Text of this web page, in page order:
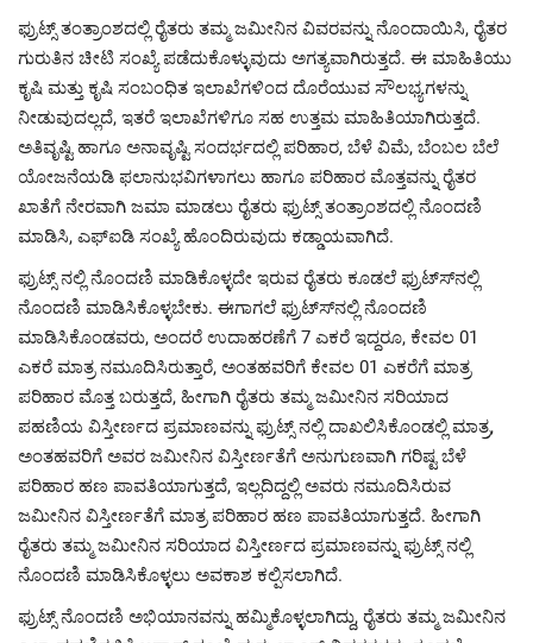
ಫ್ರುಟ್ಸ್ ತಂತ್ರಾಂಶದಲ್ಲಿ ರೈತರು ತಮ್ಮ ಜಮೀನಿನ ವಿವರವನ್ನು ನೊಂದಾಯಿಸಿ, ರೈತರ
ಗುರುತಿನ ಚೀಟಿ ಸಂಖ್ಯೆ ಪಡೆದುಕೊಳ್ಳುವುದು ಅಗತ್ಯವಾಗಿರುತ್ತದೆ. ಈ ಮಾಹಿತಿಯು
ಕೃಷಿ ಮತ್ತು ಕೃಷಿ ಸಂಬಂಧಿತ ಇಲಾಖೆಗಳಿಂದ ದೊರೆಯುವ ಸೌಲಭ್ಯಗಳನ್ನು
ನೀಡುವುದಲ್ಲದೆ, ಇತರೆ ಇಲಾಖೆಗಳಿಗೂ ಸಹ ಉತ್ತಮ ಮಾಹಿತಿಯಾಗಿರುತ್ತದೆ.
ಅತಿವೃಷ್ಟಿ ಹಾಗೂ ಅನಾವೃಷ್ಟಿ ಸಂದರ್ಭದಲ್ಲಿ ಪರಿಹಾರ, ಬೆಳೆ ವಿಮೆ, ಬೆಂಬಲ ಬೆಲೆ
ಯೋಜನೆಯಡಿ ಫಲಾನುಭವಿಗಳಾಗಲು ಹಾಗೂ ಪರಿಹಾರ ಮೊತ್ತವನ್ನು ರೈತರ
ಖಾತೆಗೆ ನೇರವಾಗಿ ಜಮಾ ಮಾಡಲು ರೈತರು ಫ್ರುಟ್ಸ್ ತಂತ್ರಾಂಶದಲ್ಲಿ ನೊಂದಣಿ
ಮಾಡಿಸಿ, ಎಫ್‍ಐಡಿ ಸಂಖ್ಯೆ ಹೊಂದಿರುವುದು ಕಡ್ಡಾಯವಾಗಿದೆ.
ಫ್ರುಟ್ಸ್ ನಲ್ಲಿ ನೊಂದಣಿ ಮಾಡಿಕೊಳ್ಳದೇ ಇರುವ ರೈತರು ಕೂಡಲೆ ಫ್ರುಟ್ಸ್‍ನಲ್ಲಿ
ನೊಂದಣಿ ಮಾಡಿಸಿಕೊಳ್ಳಬೇಕು. ಈಗಾಗಲೆ ಫ್ರುಟ್ಸ್‍ನಲ್ಲಿ ನೊಂದಣಿ
ಮಾಡಿಸಿಕೊಂಡವರು, ಅಂದರೆ ಉದಾಹರಣೆಗೆ 7 ಎಕರೆ ಇದ್ದರೂ, ಕೇವಲ 01
ಎಕರೆ ಮಾತ್ರ ನಮೂದಿಸಿರುತ್ತಾರೆ, ಅಂತಹವರಿಗೆ ಕೇವಲ 01 ಎಕರೆಗೆ ಮಾತ್ರ
ಪರಿಹಾರ ಮೊತ್ತ ಬರುತ್ತದೆ, ಹೀಗಾಗಿ ರೈತರು ತಮ್ಮ ಜಮೀನಿನ ಸರಿಯಾದ
ಪಹಣಿಯ ವಿಸ್ತೀರ್ಣದ ಪ್ರಮಾಣವನ್ನು ಫ್ರುಟ್ಸ್ ನಲ್ಲಿ ದಾಖಲಿಸಿಕೊಂಡಲ್ಲಿ ಮಾತ್ರ,
ಅಂತಹವರಿಗೆ ಅವರ ಜಮೀನಿನ ವಿಸ್ತೀರ್ಣತೆಗೆ ಅನುಗುಣವಾಗಿ ಗರಿಷ್ಟ ಬೆಳೆ
ಪರಿಹಾರ ಹಣ ಪಾವತಿಯಾಗುತ್ತದೆ, ಇಲ್ಲದಿದ್ದಲ್ಲಿ ಅವರು ನಮೂದಿಸಿರುವ
ಜಮೀನಿನ ವಿಸ್ತೀರ್ಣತೆಗೆ ಮಾತ್ರ ಪರಿಹಾರ ಹಣ ಪಾವತಿಯಾಗುತ್ತದೆ. ಹೀಗಾಗಿ
ರೈತರು ತಮ್ಮ ಜಮೀನಿನ ಸರಿಯಾದ ವಿಸ್ತೀರ್ಣದ ಪ್ರಮಾಣವನ್ನು ಫ್ರುಟ್ಸ್ ನಲ್ಲಿ
ನೊಂದಣಿ ಮಾಡಿಸಿಕೊಳ್ಳಲು ಅವಕಾಶ ಕಲ್ಪಿಸಲಾಗಿದೆ.
ಫ್ರುಟ್ಸ್ ನೊಂದಣಿ ಅಭಿಯಾನವನ್ನು ಹಮ್ಮಿಕೊಳ್ಳಲಾಗಿದ್ದು, ರೈತರು ತಮ್ಮ ಜಮೀನಿನ